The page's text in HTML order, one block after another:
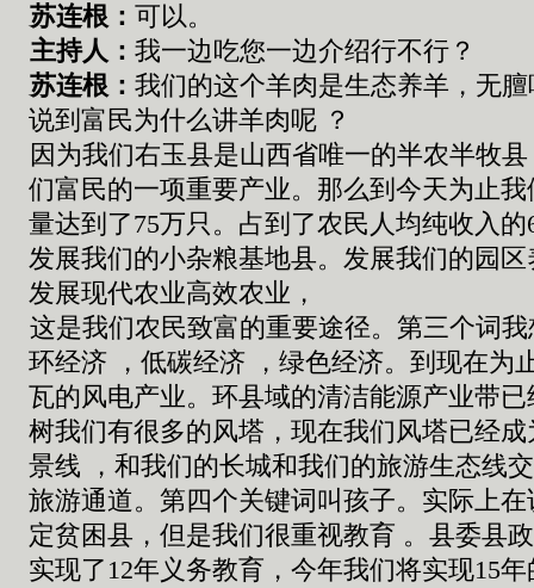
苏连根 ： 可以。
主持人： 我一边吃您一边介绍行不行？
苏连根 ： 我们的这个羊肉是生态养羊 ， 无
说到富民为什么讲羊肉呢 ？
因为我们右玉县是山西省唯一的半农半牧县
们富民的一项重要产业。 那么到今天为止
量达到了75万只 。 占到了农民人均纯收入的
发展我们的小杂粮基地县。发展我们的园
发展现代农业高效农业 ，
这是我们农民致富的重要途径。 第三个词
环经济
，低碳经济 ，绿色经济。到现在为
瓦的风电产业。环县域的清洁能源产业带
树我们有很多的风塔 ，现在我们风塔已经
景线
，和我们的长城和我们的旅游生态线
旅游通道。第四个关键词叫孩子。 实际上
定贫困县 ，但是我们很重视教育 。县委县
实现了 12年义务教育 ，今年我们将实现15年